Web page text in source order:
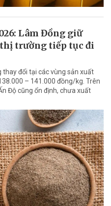
Lâm Đồng giữ
trường tiếp tục đi
đổi tại các vùng sản xuất
– 141.000 đồng/kg. Trên
Độ cũng ổn định, chưa xuất